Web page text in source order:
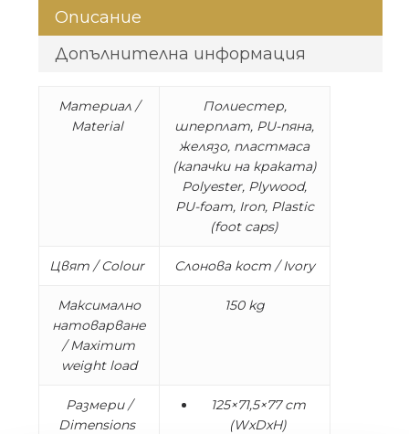
Описание
Допълнителна информация
Материал /
Material
Полиестер,
шперплат, PU-пяна,
желязо, пластмаса
(капачки на краката)
Polyester, Plywood,
PU-foam, Iron, Plastic
(foot caps)
Цвят / Colour Слонова кост / Ivory
Максимално
натоварване
/ Maximum
weight load
150 kg
Размери /
Dimensions
125×71,5×77 cm
(WxDxH)